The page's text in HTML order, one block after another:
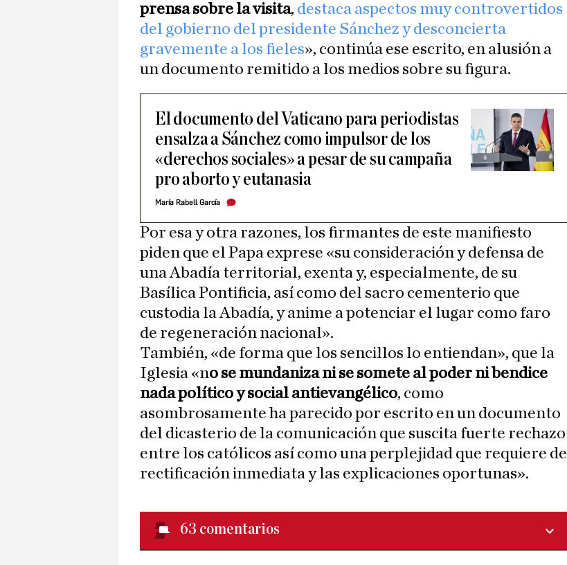
prensa sobre la visita, destaca aspectos muy controvertidos
del gobierno del presidente Sánchez y desconcierta
gravemente a los fieles», continúa ese escrito, en alusión a
un documento remitido a los medios sobre su figura.
El documento del Vaticano para periodistas
ensalza a Sánchez como impulsor de los
«derechos sociales» a pesar de su campaña
pro aborto y eutanasia
María Rabell García
Por esa y otra razones, los firmantes de este manifiesto
piden que el Papa exprese «su consideración y defensa de
una Abadía territorial, exenta y, especialmente, de su
Basílica Pontificia, así como del sacro cementerio que
custodia la Abadía, y anime a potenciar el lugar como faro
de regeneración nacional».
También, «de forma que los sencillos lo entiendan», que la
Iglesia «no se mundaniza ni se somete al poder ni bendice
nada político y social antievangélico, como
asombrosamente ha parecido por escrito en un documento
del dicasterio de la comunicación que suscita fuerte rechazo
entre los católicos así como una perplejidad que requiere de
rectificación inmediata y las explicaciones oportunas».
63 comentarios